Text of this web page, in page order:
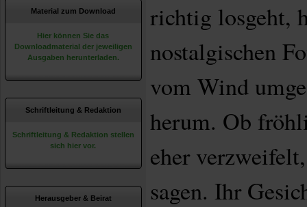
Material zum Download
Hier können Sie das
Downloadmaterial der jeweiligen
Ausgaben herunterladen.
Schriftleitung & Redaktion
Schriftleitung & Redaktion stellen
sich hier vor.
Herausgeber & Beirat
richtig losgeht,
nostalgischen
vom Wind
herum. Ob
eher
sagen. Ihr